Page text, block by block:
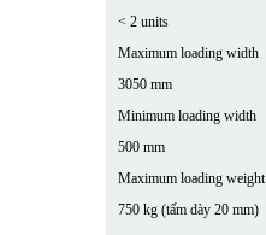
< 2 units
Maximum loading width
3050 mm
Minimum loading width
500 mm
Maximum loading weight
750 kg (tấm dày 20 mm)